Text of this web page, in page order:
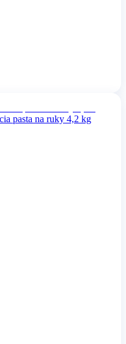
pasta na ruky 4,2 kg